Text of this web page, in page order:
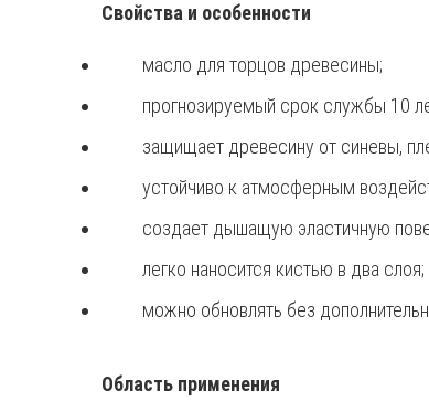
Свойства и особенности
масло для торцов древесины;
прогнозируемый срок службы 10
защищает древесину от синевы,
устойчиво к атмосферным
создает дышащую эластичную
легко наносится кистью в два слоя;
можно обновлять без
Область применения